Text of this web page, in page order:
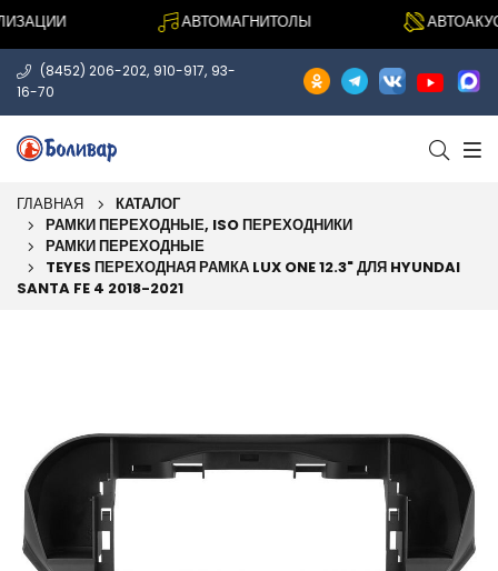
АВТОМАГНИТОЛЫ
(8452) 206-202, 910-917, 93-
16-70
ГЛАВНАЯ
КАТАЛОГ
РАМКИ ПЕРЕХОДНЫЕ, ISO ПЕРЕХОДНИКИ
РАМКИ ПЕРЕХОДНЫЕ
TEYES ПЕРЕХОДНАЯ РАМКА LUX ONE 12.3" ДЛЯ HYUNDAI
SANTA FE 4 2018-2021